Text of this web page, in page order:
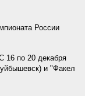
России
16 по 20 декабря
и "Факел